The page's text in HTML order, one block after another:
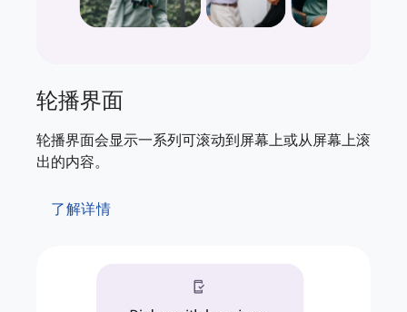
轮播界面
轮播界面会显示一系列可滚动到屏幕上或从屏幕上滚
出的内容。
了解详情